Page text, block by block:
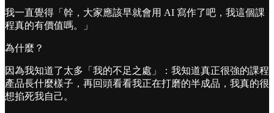
我一直覺得「幹，大家應該早就會用 AI 寫作了吧，我這個課
程真的有價值嗎。」
為什麼？
因為我知道了太多「我的不足之處」：我知道真正很強的課程
產品長什麼樣子，再回頭看看我正在打磨的半成品，我真的很
想掐死我自己。